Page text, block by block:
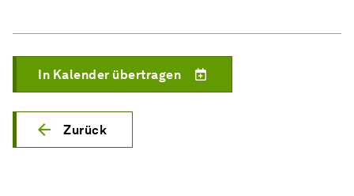
Zurück
In Kalender übertragen